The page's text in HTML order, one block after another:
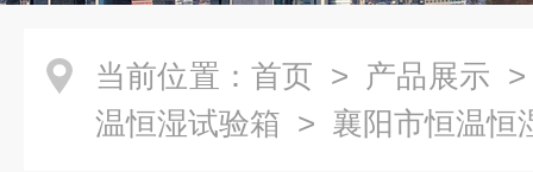
当前位置： 首页 > 产品展示
温恒湿试验箱 > 襄阳市恒温恒